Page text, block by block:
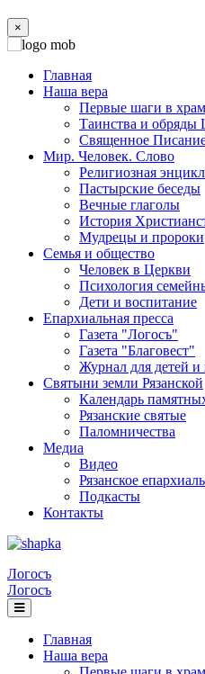
×
Главная
Наша вера
Первые шаги в
Таинства и обряды
Священное
Мир. Человек. Слово
Религиозная
Пастырские беседы
Вечные глаголы
История
Мудрецы и пророки
Семья и общество
Человек в Церкви
Психология
Дети и воспитание
Епархиальная пресса
Газета "Логосъ"
Газета "Благовест"
Журнал для детей
Святыни земли Рязанской
Календарь
Рязанские святые
Паломничества
Медиа
Видео
Рязанское
Подкасты
Контакты
Логосъ
Логосъ
Главная
Наша вера